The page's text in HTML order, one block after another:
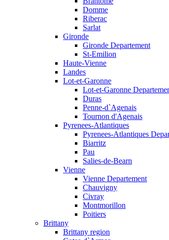
Domme
Riberac
Sarlat
Gironde
Gironde Departement
St-Emilion
Haute-Vienne
Landes
Lot-et-Garonne
Lot-et-Garonne
Duras
Penne-d`Agenais
Tournon d'Agenais
Pyrenees-Atlantiques
Pyrenees-Atlantiques
Biarritz
Pau
Salies-de-Bearn
Vienne
Vienne Departement
Chauvigny
Civray
Montmorillon
Poitiers
Brittany
Brittany region